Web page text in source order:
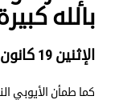
بالله
الإثنين 19 كانون الثاني 2026
كما طمأن الأيوبي